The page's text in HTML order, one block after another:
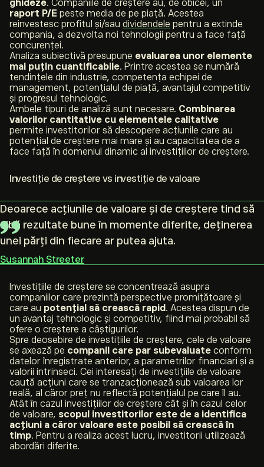
ghideze. Companiile de creștere au, de obicei, un
raport P/E peste media de pe piață. Acestea
reinvestesc profitul și/sau dividendele pentru a extinde
compania, a dezvolta noi tehnologii pentru a face față
concurenței.
Analiza subiectivă presupune evaluarea unor elemente
mai puțin cuantificabile. Printre acestea se numără
tendințele din industrie, competența echipei de
management, potențialul de piață, avantajul competitiv
și progresul tehnologic.
Ambele tipuri de analiză sunt necesare. Combinarea
valorilor cantitative cu elementele calitative
permite investitorilor să descopere acțiunile care au
potențial de creștere mai mare și au capacitatea de a
face față în domeniul dinamic al investițiilor de creștere.
Investiție de creștere vs investiție de valoare
Deoarece acțiunile de valoare și de creștere tind să
aibă rezultate bune în momente diferite, deținerea
unei părți din fiecare ar putea ajuta.
Susannah Streeter
Investițiile de creștere se concentrează asupra
companiilor care prezintă perspective promițătoare și
care au potențial să crească rapid. Acestea dispun de
un avantaj tehnologic și competitiv, fiind mai probabil să
ofere o creștere a câștigurilor.
Spre deosebire de investițiile de creștere, cele de valoare
se axează pe companii care par subevaluate conform
datelor înregistrate anterior, a parametrilor financiari și a
valorii intrinseci. Cei interesați de investițiile de valoare
caută acțiuni care se tranzacționează sub valoarea lor
reală, al căror preț nu reflectă potențialul pe care îl au.
Atât în cazul investițiilor de creștere cât și în cazul celor
de valoare, scopul investitorilor este de a identifica
acțiuni a căror valoare este posibil să crească în
timp. Pentru a realiza acest lucru, investitorii utilizează
abordări diferite.